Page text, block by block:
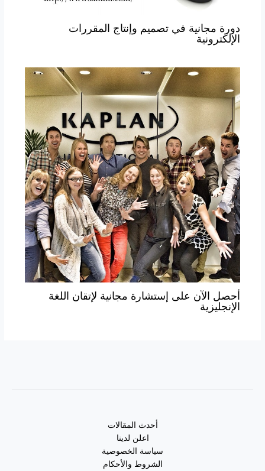
دورة مجانية في تصميم وإنتاج المقررات
الإلكترونية
أحصل الآن على إستشارة مجانية لإتقان اللغة
الإنجليزية
أحدث المقالات
اعلن لدينا
سياسة الخصوصية
الشروط والأحكام